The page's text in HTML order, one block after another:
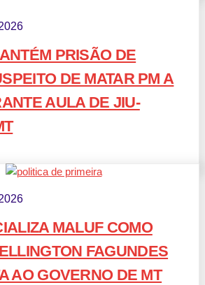
PRISÃO DE
DE MATAR PM A
AULA DE JIU-
MALUF COMO
FAGUNDES
AO GOVERNO DE MT